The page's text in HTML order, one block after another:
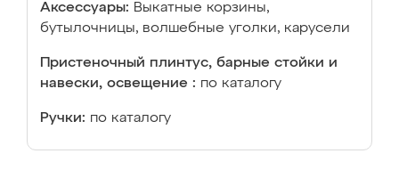
Аксессуары: Выкатные корзины,
бутылочницы, волшебные уголки, карусели
Пристеночный плинтус, барные стойки и
навески, освещение : по каталогу
Ручки: по каталогу